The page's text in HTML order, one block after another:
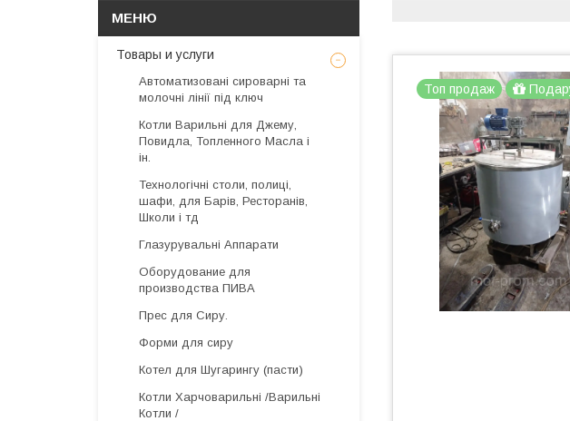
Топ продаж
Товары и услуги
Автоматизовані сироварні та
молочні лінії під ключ
Котли Варильні для Джему,
Повидла, Топленного Масла і
ін.
Технологічні столи, полиці,
шафи, для Барів, Ресторанів,
Школи і тд
Глазурувальні Аппарати
Оборудование для
производства ПИВА
Прес для Сиру.
Форми для сиру
Котел для Шугарингу (пасти)
Котли Харчоварильні /Варильні
Котли /